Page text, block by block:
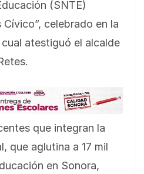
(SNTE)
celebrado en la
atestiguó el alcalde
que integran la
que aglutina a 17 mil
en Sonora,